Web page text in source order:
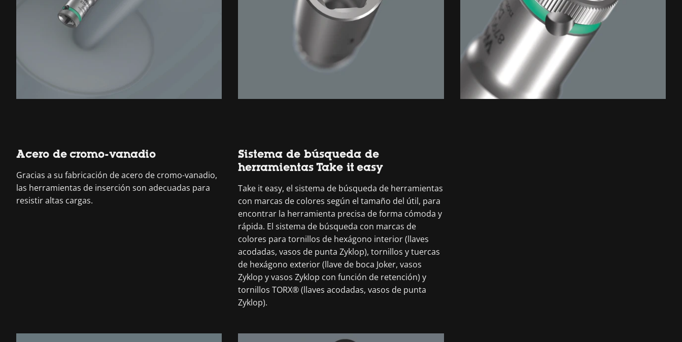
Acero de cromo-vanadio
Gracias a su fabricación de acero de cromo-vanadio,
las herramientas de inserción son adecuadas para
resistir altas cargas.
Sistema de búsqueda de
herramientas Take it easy
Take it easy, el sistema de búsqueda de herramientas
con marcas de colores según el tamaño del útil, para
encontrar la herramienta precisa de forma cómoda y
rápida. El sistema de búsqueda con marcas de
colores para tornillos de hexágono interior (llaves
acodadas, vasos de punta Zyklop), tornillos y tuercas
de hexágono exterior (llave de boca Joker, vasos
Zyklop y vasos Zyklop con función de retención) y
tornillos TORX® (llaves acodadas, vasos de punta
Zyklop).